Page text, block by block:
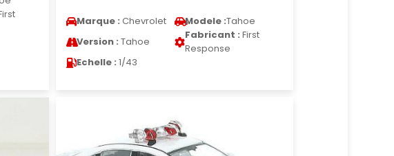
Marque : Chevrolet Modele :Tahoe
Version : Tahoe
Fabricant : First
Response
Echelle : 1/43